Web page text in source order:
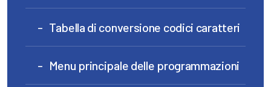
Tabella di conversione codici caratteri
Menu principale delle programmazioni